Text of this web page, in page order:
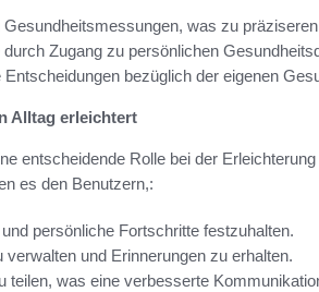
was zu
Zugang zu persönlichen
bezüglich der eigenen
Alltag erleichtert
entscheidende Rolle bei der
es den Benutzern,:
persönliche Fortschritte festzuhalten.
und Erinnerungen zu erhalten.
teilen, was eine verbesserte